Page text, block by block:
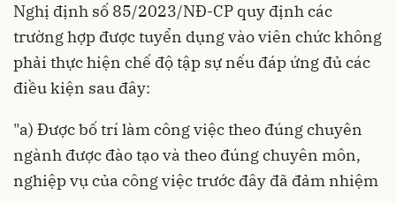
Nghị định số 85/2023/NĐ-CP quy định các
trường hợp được tuyển dụng vào viên chức không
phải thực hiện chế độ tập sự nếu đáp ứng đủ các
điều kiện sau đây:
"a) Được bố trí làm công việc theo đúng chuyên
ngành được đào tạo và theo đúng chuyên môn,
nghiệp vụ của công việc trước đây đã đảm nhiệm